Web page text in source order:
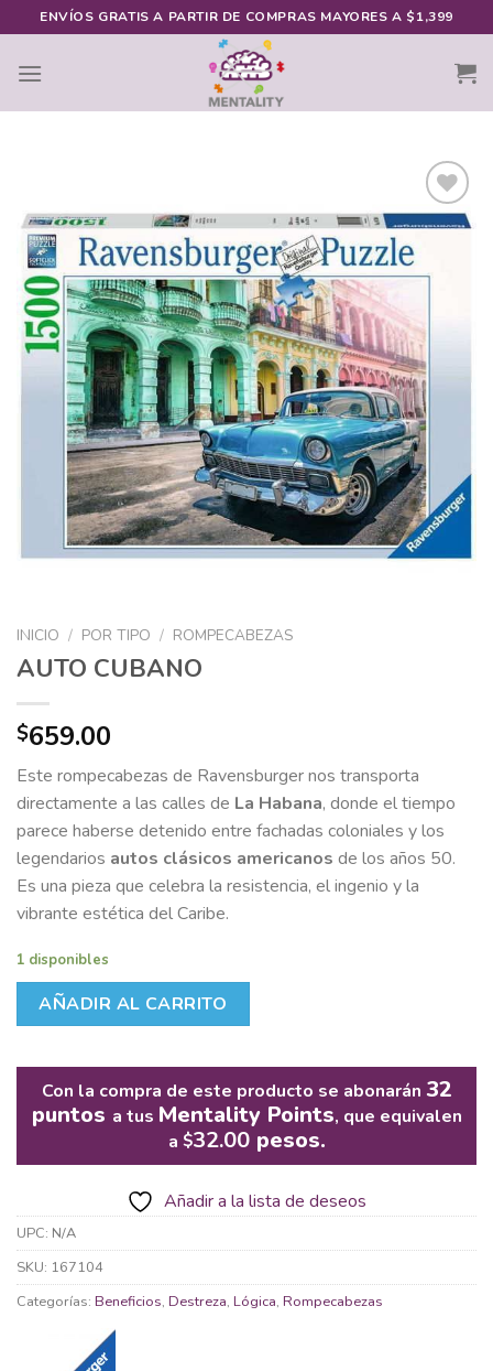
to
content
ENVÍOS GRATIS A PARTIR DE COMPRAS MAYORES A $1,399
a la
deseos
INICIO / POR TIPO / ROMPECABEZAS
AUTO CUBANO
$659.00
Este rompecabezas de Ravensburger nos transporta
directamente a las calles de La Habana, donde el tiempo
parece haberse detenido entre fachadas coloniales y los
legendarios autos clásicos americanos de los años 50.
Es una pieza que celebra la resistencia, el ingenio y la
vibrante estética del Caribe.
1 disponibles
AÑADIR AL CARRITO
Con la compra de este producto se abonarán 32
puntos a tus Mentality Points, que equivalen
a $32.00pesos.
Añadir a la lista de deseos
UPC: N/A
SKU: 167104
Categorías: Beneficios, Destreza, Lógica, Rompecabezas